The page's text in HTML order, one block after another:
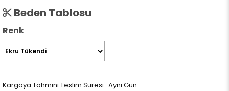
Beden Tablosu
Renk
Kargoya Tahmini Teslim Süresi : Aynı Gün